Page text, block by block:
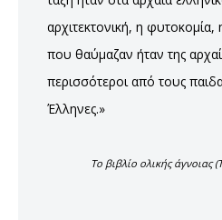
αρχιτεκτονική, η φυτοκομία,
που θαύμαζαν ήταν της
περισσότεροι από τους
Έλληνες.»
Το βιβλίο ολικής